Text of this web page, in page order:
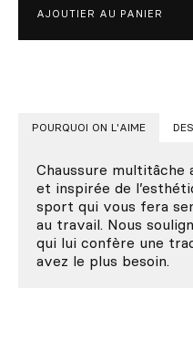
AJOUTIER AU PANIER
POURQUOI ON L'AIME
Chaussure multitâche
et inspirée de
sport qui vous fera
au travail. Nous
qui lui confère une
avez le plus besoin.